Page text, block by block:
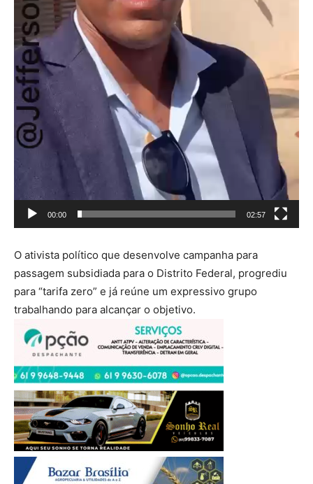
00:00 02:57
O ativista político que desenvolve campanha para
passagem subsidiada para o Distrito Federal, progrediu
para “tarifa zero” e já reúne um expressivo grupo
trabalhando para alcançar o objetivo.